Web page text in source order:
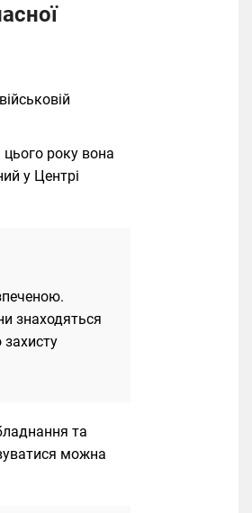
року вона
у Центрі
знаходяться
та
можна